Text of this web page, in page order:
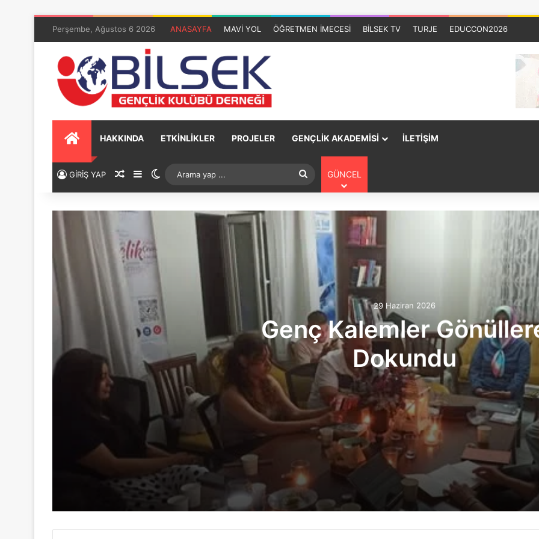
Perşembe, Ağustos 6 2026 ANASAYFA MAVİ YOL ÖĞRETMEN İMECESİ BİLSEK TV TURJE EDUCCON2026
HAKKINDA ETKİNLİKLER PROJELER GENÇLİK AKADEMİSİ İLETİŞİM
GİRİŞ YAP GÜNCEL
29 Haziran 2026
Genç Kalemler
Dokundu
Genç Kalemler Gönüllere Dokundu